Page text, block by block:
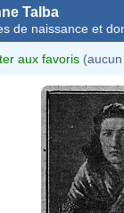
Talba
de naissance et
aux favoris